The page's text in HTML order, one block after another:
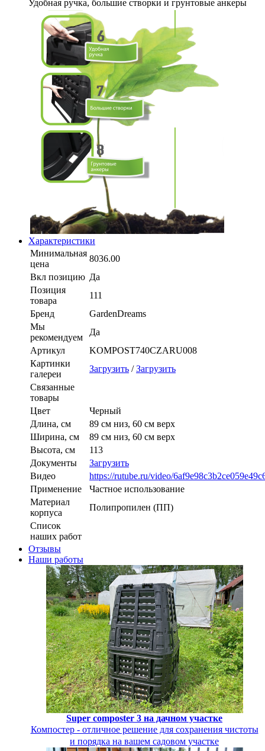
Удобная ручка, большие створки и грунтовые анкеры
Характеристики
Минимальная
цена
8036.00
Вкл позицию Да
Позиция
товара
111
Бренд
GardenDreams
Мы
рекомендуем
Да
Артикул
KOMPOST740CZARU008
Картинки
галереи
Загрузить /Загрузить
Связанные
товары
Цвет
Черный
Длина, см
89 см низ, 60 см верх
Ширина, см
89 см низ, 60 см верх
Высота, см
113
Документы
Загрузить
Видео
https://rutube.ru/video/
Применение
Частное использование
Материал
корпуса
Полипропилен (ПП)
Список
наших работ
Отзывы
Наши работы
Super composter 3 на дачном участке
Компостер - отличное решение для сохранения чистоты
и порядка на вашем садовом участке